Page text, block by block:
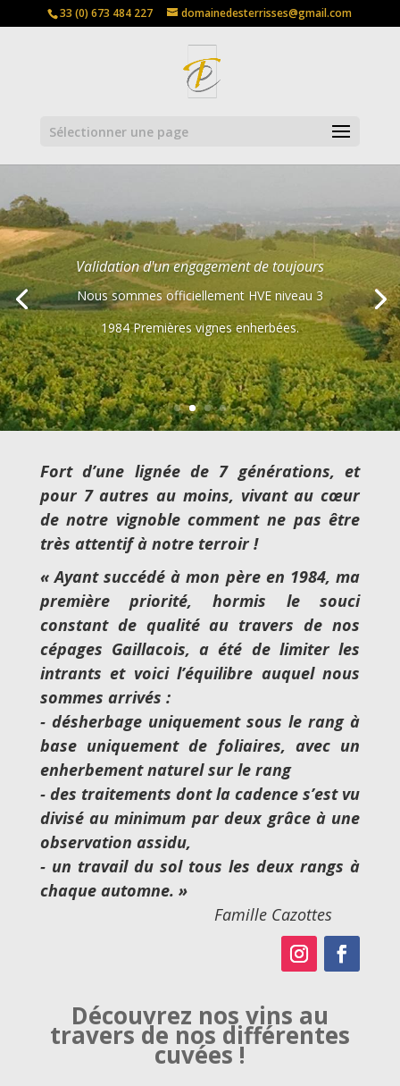
33 (0) 673 484 227 domainedesterrisses@gmail.com
Sélectionner une page
Validation d'un engagement de toujours
Nous sommes officiellement HVE niveau 3
1984 Premières vignes enherbées.
Fort d’une lignée de 7 générations, et
pour 7 autres au moins, vivant au cœur
de notre vignoble comment ne pas être
très attentif à notre terroir !
« Ayant succédé à mon père en 1984, ma
première priorité, hormis le souci
constant de qualité au travers de nos
cépages Gaillacois, a été de limiter les
intrants et voici l’équilibre auquel nous
sommes arrivés :
‐ désherbage uniquement sous le rang à
base uniquement de foliaires, avec un
enherbement naturel sur le rang
‐ des traitements dont la cadence s’est vu
divisé au minimum par deux grâce à une
observation assidu,
‐ un travail du sol tous les deux rangs à
chaque automne. »
Famille Cazottes
Découvrez nos vins au
travers de nos différentes
cuvées !